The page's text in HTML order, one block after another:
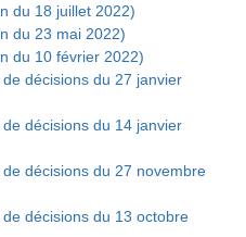
du 18 juillet 2022)
du 23 mai 2022)
du 10 février 2022)
décisions du 27 janvier
décisions du 14 janvier
décisions du 27 novembre
décisions du 13 octobre